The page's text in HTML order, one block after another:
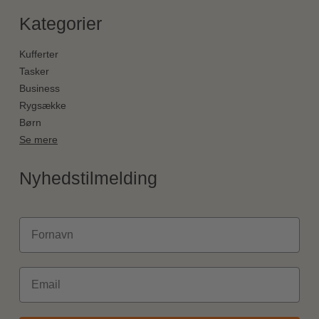
Kategorier
Kufferter
Tasker
Business
Rygsække
Børn
Se mere
Nyhedstilmelding
Fornavn
Email